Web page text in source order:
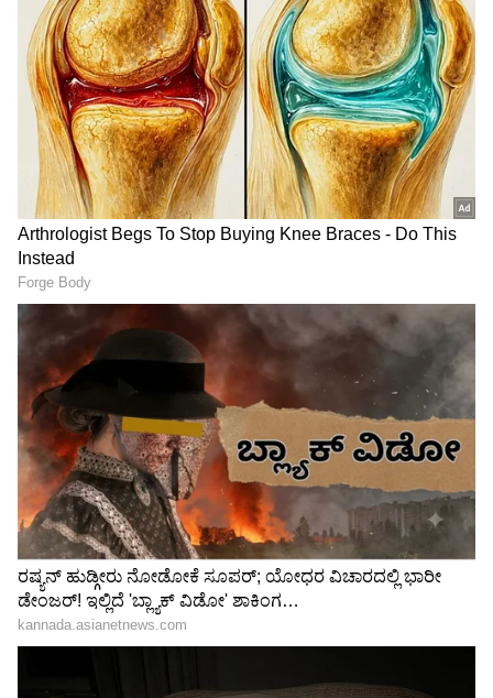
RECOMMENDED STORIES
ಸಚಿವ ಸ್ಥಾನ ಅನುಭವಿಸಿದ
ಹಿರಿಯರೇ ಮಂತ್ರಿ ಸ್ಥಾನ ತಪ್ಪಿಸುವ
ಕೆಲ್ಸ ಮಾಡಿದ್ದಾರೆ -ಉ.ಕನ್ನಡ
ಕಾಂಗ್ರೆಸ್‌ನ ಅಸಲಿ ಸತ್ಯ ಬಿಚ್ಚಿಟ್ಟ
ಸೈಲ್
ಸಿದ್ದು ಹಾಕಿದ್ದ ಮಾಸ್ಟರ್ ಪ್ಲಾನ್
ರಿವೀಲ್
ಮಂತ್ರಿಗಿರಿ ಸಿಗದ್ದಕ್ಕೆ ನೋವಿಲ್ಲ,
ಹೀಗ್ಯಾಕೆ ಮಾಡಿದರೆಂಬ ಬೇಸರ:
ಇಂಡಿ ಶಾಸಕ
ಯಶವಂತರಾಯಗೌಡ ಪಾಟೀಲ
ಮಂತ್ರಿಗಿರಿ ಅಸಮಾಧಾನ ಶಮನಕ್ಕೆ
ಅಖಾಡಕ್ಕಿಳಿದ ಟ್ರಬಲ್ ಶೂಟರ್
ಸಿಎಂ ಡಿ.ಕೆ.ಶಿವಕುಮಾರ್,
ಚಕ್ರಾಯುಧ ಕೆಳಗಿಳಿಸ್ತಾರ ಕೃಷ್ಣಪ್ಪ!
LATEST VIDEOS
"ರಾಜಕೀಯ ಬೇಡ, ಸಿನಿಮಾನೇ ಪ್ರಾಣ":